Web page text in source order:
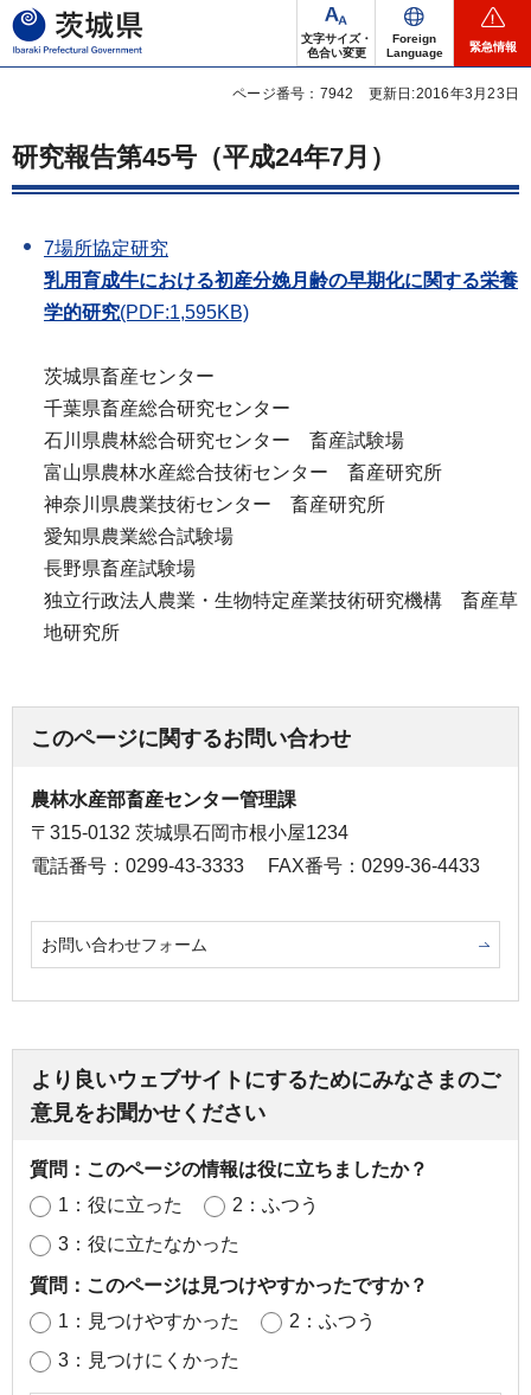
茨城県
文字サイズ・
色合い変更
Foreign
Language
緊急情報
ページ番号：7942 更新日:2016年3月23日
研究報告第45号（平成24年7月）
7場所協定研究
乳用育成牛における初産分娩月齢の早期化に関する栄養
学的研究(PDF:1,595KB)
茨城県畜産センター
千葉県畜産総合研究センター
石川県農林総合研究センター 畜産試験場
富山県農林水産総合技術センター 畜産研究所
神奈川県農業技術センター 畜産研究所
愛知県農業総合試験場
長野県畜産試験場
独立行政法人農業・生物特定産業技術研究機構 畜産草
地研究所
このページに関するお問い合わせ
農林水産部畜産センター管理課
〒315-0132 茨城県石岡市根小屋1234
電話番号：0299-43-3333
FAX番号：0299-36-4433
お問い合わせフォーム
より良いウェブサイトにするためにみなさまのご
意見をお聞かせください
質問：このページの情報は役に立ちましたか？
1：役に立った
2：ふつう
3：役に立たなかった
質問：このページは見つけやすかったですか？
1：見つけやすかった
2：ふつう
3：見つけにくかった